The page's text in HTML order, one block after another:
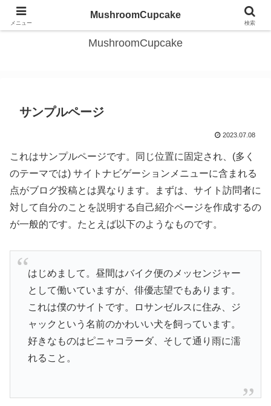
＼旅と日常で、自分を整えるワーママの記録／
MushroomCupcake
サンプルページ
2023.07.08
これはサンプルページです。同じ位置に固定され、(多く
のテーマでは) サイトナビゲーションメニューに含まれる
点がブログ投稿とは異なります。まずは、サイト訪問者に
対して自分のことを説明する自己紹介ページを作成するの
が一般的です。たとえば以下のようなものです。
はじめまして。昼間はバイク便のメッセンジャー
として働いていますが、俳優志望でもあります。
これは僕のサイトです。ロサンゼルスに住み、ジ
ャックという名前のかわいい犬を飼っています。
好きなものはピニャコラーダ、そして通り雨に濡
れること。
メニュー
MushroomCupcake
検索